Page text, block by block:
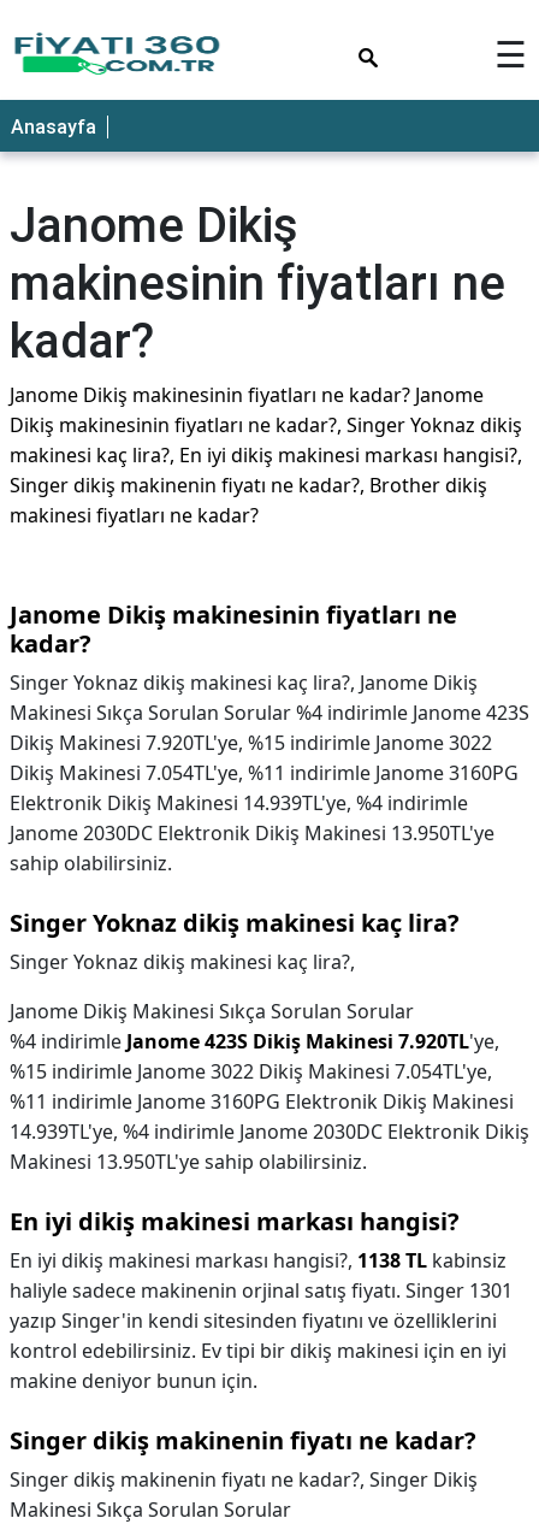
☰
Anasayfa
Janome Dikiş
makinesinin fiyatları ne
kadar?
Janome Dikiş makinesinin fiyatları ne kadar? Janome
Dikiş makinesinin fiyatları ne kadar?, Singer Yoknaz dikiş
makinesi kaç lira?, En iyi dikiş makinesi markası hangisi?,
Singer dikiş makinenin fiyatı ne kadar?, Brother dikiş
makinesi fiyatları ne kadar?
Janome Dikiş makinesinin fiyatları ne
kadar?
Singer Yoknaz dikiş makinesi kaç lira?, Janome Dikiş
Makinesi Sıkça Sorulan Sorular %4 indirimle Janome 423S
Dikiş Makinesi 7.920TL'ye, %15 indirimle Janome 3022
Dikiş Makinesi 7.054TL'ye, %11 indirimle Janome 3160PG
Elektronik Dikiş Makinesi 14.939TL'ye, %4 indirimle
Janome 2030DC Elektronik Dikiş Makinesi 13.950TL'ye
sahip olabilirsiniz.
Singer Yoknaz dikiş makinesi kaç lira?
Singer Yoknaz dikiş makinesi kaç lira?,
Janome Dikiş Makinesi Sıkça Sorulan Sorular
%4 indirimle Janome 423S Dikiş Makinesi 7.920TL'ye,
%15 indirimle Janome 3022 Dikiş Makinesi 7.054TL'ye,
%11 indirimle Janome 3160PG Elektronik Dikiş Makinesi
14.939TL'ye, %4 indirimle Janome 2030DC Elektronik Dikiş
Makinesi 13.950TL'ye sahip olabilirsiniz.
En iyi dikiş makinesi markası hangisi?
En iyi dikiş makinesi markası hangisi?, 1138 TL kabinsiz
haliyle sadece makinenin orjinal satış fiyatı. Singer 1301
yazıp Singer'in kendi sitesinden fiyatını ve özelliklerini
kontrol edebilirsiniz. Ev tipi bir dikiş makinesi için en iyi
makine deniyor bunun için.
Singer dikiş makinenin fiyatı ne kadar?
Singer dikiş makinenin fiyatı ne kadar?, Singer Dikiş
Makinesi Sıkça Sorulan Sorular